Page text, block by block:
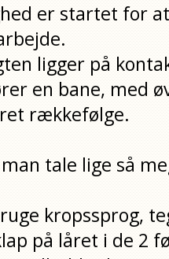
er startet for
ligger på
en bane, med
rækkefølge.
tale lige så
kropssprog,
på låret i de 2